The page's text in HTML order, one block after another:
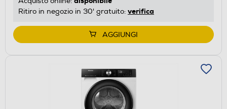
Ritiro in negozio in 30' gratuito: verifica
AGGIUNGI